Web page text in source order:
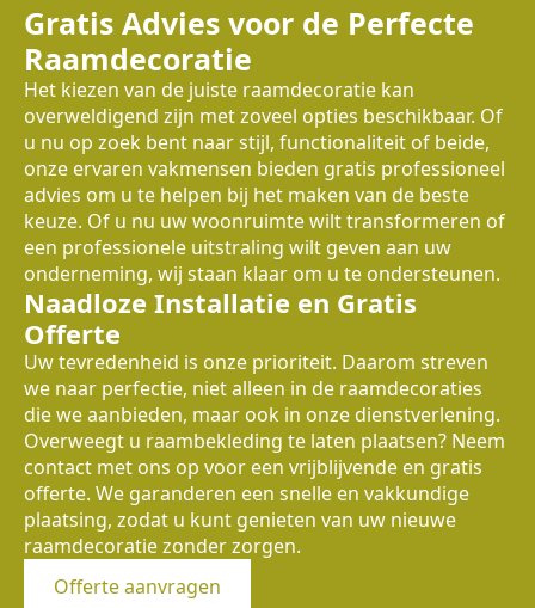
Gratis Advies voor de Perfecte
Raamdecoratie
Het kiezen van de juiste raamdecoratie kan
overweldigend zijn met zoveel opties beschikbaar. Of
u nu op zoek bent naar stijl, functionaliteit of beide,
onze ervaren vakmensen bieden gratis professioneel
advies om u te helpen bij het maken van de beste
keuze. Of u nu uw woonruimte wilt transformeren of
een professionele uitstraling wilt geven aan uw
onderneming, wij staan klaar om u te ondersteunen.
Naadloze Installatie en Gratis
Offerte
Uw tevredenheid is onze prioriteit. Daarom streven
we naar perfectie, niet alleen in de raamdecoraties
die we aanbieden, maar ook in onze dienstverlening.
Overweegt u raambekleding te laten plaatsen? Neem
contact met ons op voor een vrijblijvende en gratis
offerte. We garanderen een snelle en vakkundige
plaatsing, zodat u kunt genieten van uw nieuwe
raamdecoratie zonder zorgen.
Offerte aanvragen